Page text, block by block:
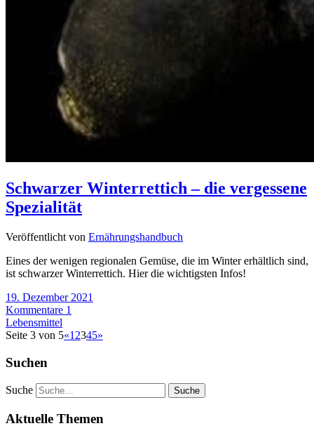
Schwarzer Winterrettich – die vergessene
Spezialität
Veröffentlicht von Ernährungshandbuch
Eines der wenigen regionalen Gemüse, die im Winter erhältlich sind,
ist schwarzer Winterrettich. Hier die wichtigsten Infos!
19. Dezember 2021
Kommentare 1
Lebensmittel
Seite 3 von 5«1 2345»
Suchen
Suche
Aktuelle Themen